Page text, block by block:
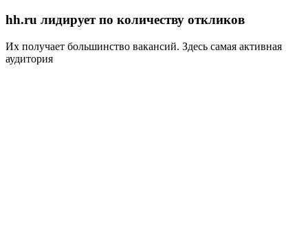
hh.ru лидирует по количеству откликов
Их получает большинство вакансий. Здесь самая активная
аудитория